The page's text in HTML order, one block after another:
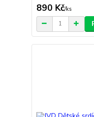
890 Kč/ks